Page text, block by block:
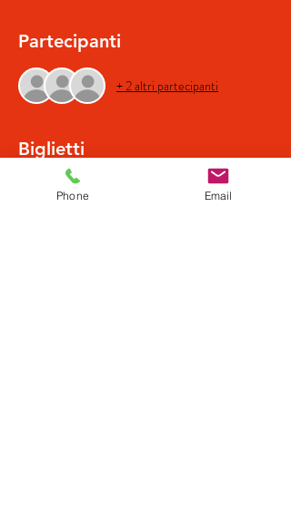
Partecipanti
+ 2 altri partecipanti
Biglietti
Vendita terminata
Phone Email